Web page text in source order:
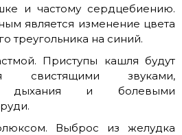
и частому сердцебиению.
является изменение цвета
треугольника на синий.
Приступы кашля будут
свистящими звуками,
дыхания и болевыми
Выброс из желудка